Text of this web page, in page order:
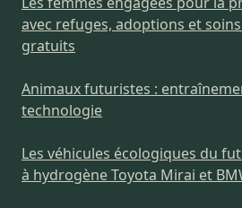
avec refuges, adoptions et
gratuits
Animaux futuristes :
technologie
Les véhicules écologiques du
à hydrogène Toyota Mirai et